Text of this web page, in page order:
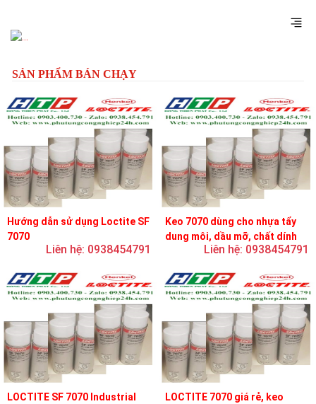
SẢN PHẨM BÁN CHẠY
Hướng dẫn sử dụng Loctite SF
7070
Liên hệ: 0938454791
Keo 7070 dùng cho nhựa tẩy
dung môi, dầu mỡ, chất dính
và chất bôi trơnLiên hệ: 0938454791
LOCTITE SF 7070 Industrial
LOCTITE 7070 giá rẻ, keo